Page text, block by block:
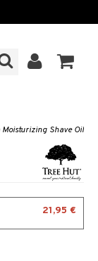
Moisturizing Shave Oil
21,95 €